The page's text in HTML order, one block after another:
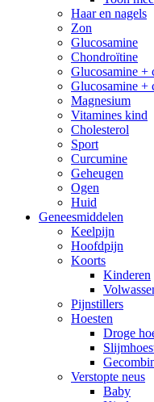
Haar en nagels
Zon
Glucosamine
Chondroïtine
Glucosamine +
Glucosamine +
Magnesium
Vitamines kind
Cholesterol
Sport
Curcumine
Geheugen
Ogen
Huid
Geneesmiddelen
Keelpijn
Hoofdpijn
Koorts
Kinderen
Pijnstillers
Hoesten
Droge
Verstopte neus
Baby